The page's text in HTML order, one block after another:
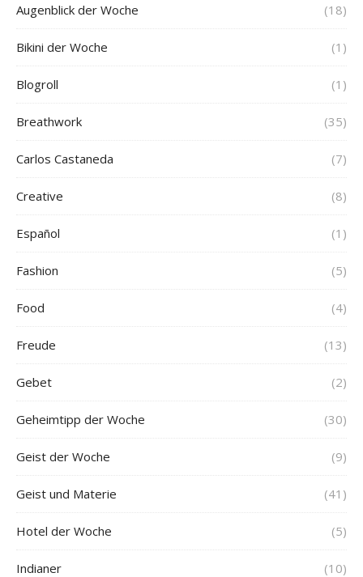
Augenblick der Woche (18)
Bikini der Woche (1)
Blogroll (1)
Breathwork (35)
Carlos Castaneda (7)
Creative (8)
Español (1)
Fashion (5)
Food (4)
Freude (13)
Gebet (2)
Geheimtipp der Woche (30)
Geist der Woche (9)
Geist und Materie (41)
Hotel der Woche (5)
Indianer (10)